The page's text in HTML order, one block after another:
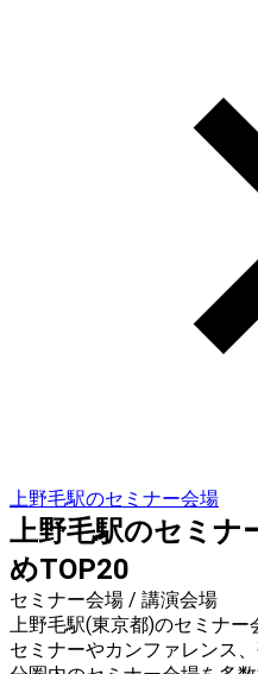
上野毛駅のセミナー会場
上野毛駅のセミナ
めTOP20
セミナー会場 / 講演会場
上野毛駅(東京都)のセミナー
セミナーやカンファレンス